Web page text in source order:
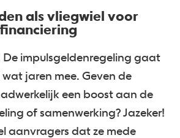
als vliegwiel voor
De impulsgeldenregeling gaat
jaren mee. Geven de
een boost aan de
of samenwerking? Jazeker!
aanvragers dat ze mede